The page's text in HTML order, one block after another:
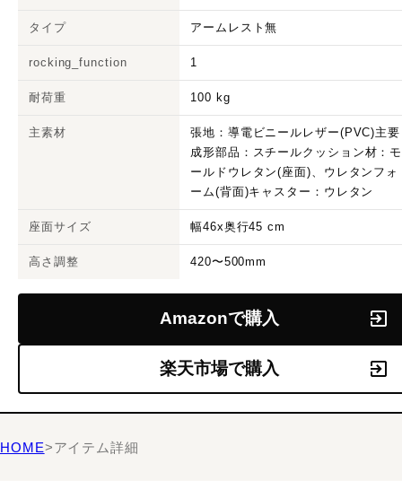
タイプ アームレスト無
rocking_function 1
耐荷重 100 kg
主素材
張地：導電ビニールレザー(PVC)主要
成形部品：スチールクッション材：モ
ールドウレタン(座面)、ウレタンフォ
ーム(背面)キャスター：ウレタン
座面サイズ 幅46x奥行45 cm
高さ調整 420〜500mm
Amazonで購入
楽天市場で購入
HOME>アイテム詳細